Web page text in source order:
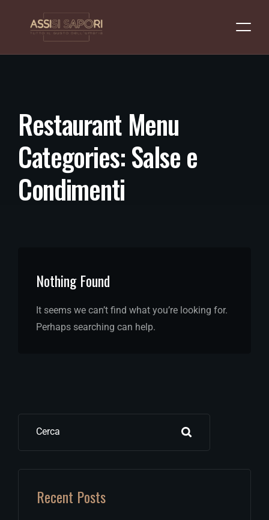
Restaurant Menu
Categories:Salsee
Condimenti
Nothing Found
It seems we can’t find what you’re looking for.
Perhaps searching can help.
Cerca
Recent Posts